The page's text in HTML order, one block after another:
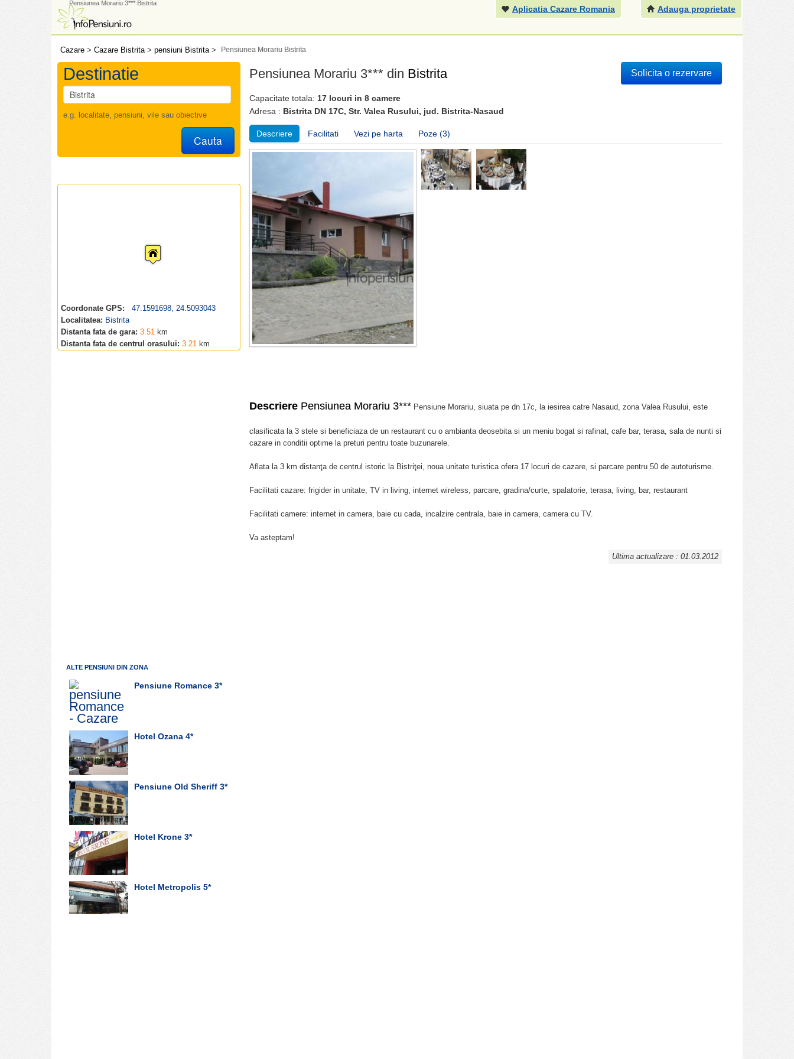
Pensiunea Morariu 3*** Bistrita
Adauga proprietate
Aplicatia Cazare Romania
Cazare > Cazare Bistrita> pensiuni Bistrita> Pensiunea Morariu Bistrita
Destinatie
e.g. localitate, pensiuni, vile sau obiective
Cauta
Coordonate GPS:
47.1591698, 24.5093043
Localitatea: Bistrita
Distanta fata de gara: 3.51 km
Distanta fata de centrul orasului: 3.21 km
ALTE PENSIUNI DIN ZONA
Pensiune Romance 3*
Hotel Ozana 4*
Pensiune Old Sheriff 3*
Hotel Krone 3*
Hotel Metropolis 5*
Pensiunea Morariu 3*** din Bistrita
Capacitate totala: 17 locuri in 8 camere
Adresa : Bistrita DN 17C, Str. Valea Rusului, jud. Bistrita-Nasaud
Descriere Facilitati Vezi pe harta Poze (3)
Solicita o rezervare
Descriere Pensiunea Morariu 3*** Pensiune Morariu, siuata pe dn 17c, la iesirea catre Nasaud, zona Valea Rusului, este
clasificata la 3 stele si beneficiaza de un restaurant cu o ambianta deosebita si un meniu bogat si rafinat, cafe bar, terasa, sala de nunti si
cazare in conditii optime la preturi pentru toate buzunarele.
Aflata la 3 km distanţa de centrul istoric la Bistriţei, noua unitate turistica ofera 17 locuri de cazare, si parcare pentru 50 de autoturisme.
Facilitati cazare: frigider in unitate, TV in living, internet wireless, parcare, gradina/curte, spalatorie, terasa, living, bar, restaurant
Facilitati camere: internet in camera, baie cu cada, incalzire centrala, baie in camera, camera cu TV.
Va asteptam!
Ultima actualizare : 01.03.2012